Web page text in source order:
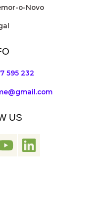
o-Novo
595 232
US